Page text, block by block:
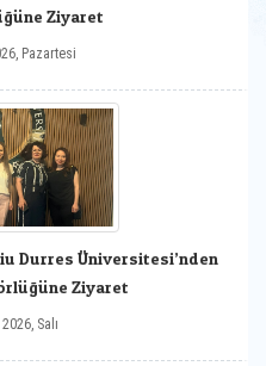
Ziyaret
Pazartesi
Durres Üniversitesi’nden
Ziyaret
Salı